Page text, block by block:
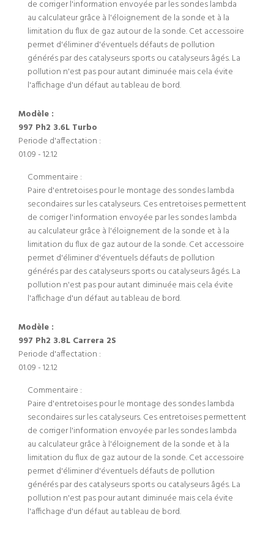
de corriger l'information envoyée par les sondes lambda
au calculateur grâce à l'éloignement de la sonde et à la
limitation du flux de gaz autour de la sonde. Cet accessoire
permet d'éliminer d'éventuels défauts de pollution
générés par des catalyseurs sports ou catalyseurs âgés. La
pollution n'est pas pour autant diminuée mais cela évite
l'affichage d'un défaut au tableau de bord.
Modèle :
997 Ph2 3.6L Turbo
Periode d'affectation :
01.09 - 12.12
Commentaire :
Paire d'entretoises pour le montage des sondes lambda
secondaires sur les catalyseurs. Ces entretoises permettent
de corriger l'information envoyée par les sondes lambda
au calculateur grâce à l'éloignement de la sonde et à la
limitation du flux de gaz autour de la sonde. Cet accessoire
permet d'éliminer d'éventuels défauts de pollution
générés par des catalyseurs sports ou catalyseurs âgés. La
pollution n'est pas pour autant diminuée mais cela évite
l'affichage d'un défaut au tableau de bord.
Modèle :
997 Ph2 3.8L Carrera 2S
Periode d'affectation :
01.09 - 12.12
Commentaire :
Paire d'entretoises pour le montage des sondes lambda
secondaires sur les catalyseurs. Ces entretoises permettent
de corriger l'information envoyée par les sondes lambda
au calculateur grâce à l'éloignement de la sonde et à la
limitation du flux de gaz autour de la sonde. Cet accessoire
permet d'éliminer d'éventuels défauts de pollution
générés par des catalyseurs sports ou catalyseurs âgés. La
pollution n'est pas pour autant diminuée mais cela évite
l'affichage d'un défaut au tableau de bord.